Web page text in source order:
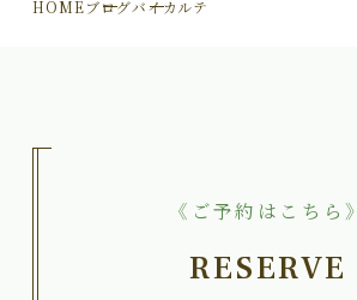
HOMEブログバイカルテ
《ご予約はこちら》
RESERVE